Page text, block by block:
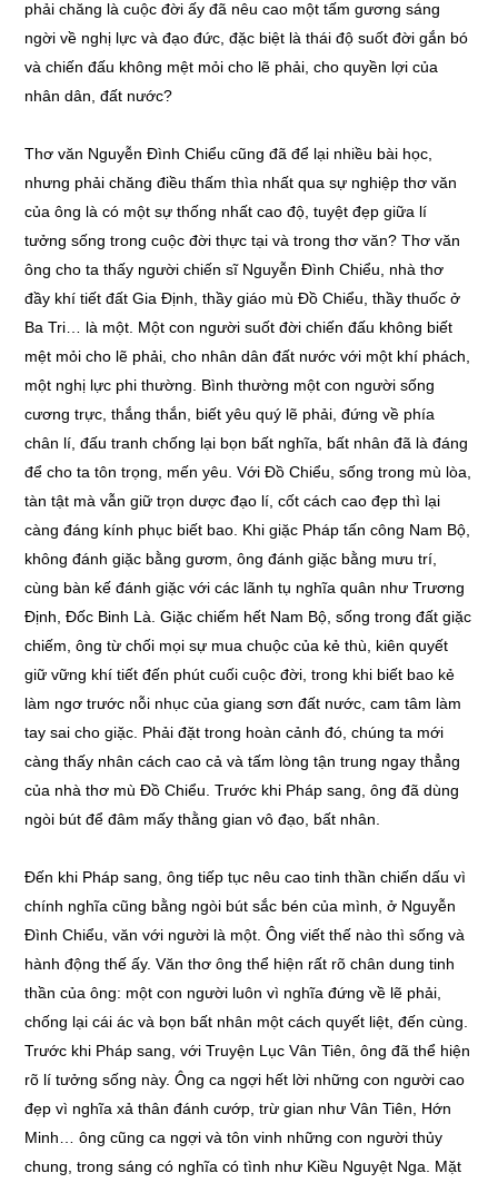
phải chăng là cuộc đời ấy đã nêu cao một tấm gương sáng
ngời về nghị lực và đạo đức, đặc biệt là thái độ suốt đời gắn bó
và chiến đấu không mệt mỏi cho lẽ phải, cho quyền lợi của
nhân dân, đất nước?
Thơ văn Nguyễn Đình Chiểu cũng đã để lại nhiều bài học,
nhưng phải chăng điều thấm thìa nhất qua sự nghiệp thơ văn
của ông là có một sự thống nhất cao độ, tuyệt đẹp giữa lí
tưởng sống trong cuộc đời thực tại và trong thơ văn? Thơ văn
ông cho ta thấy người chiến sĩ Nguyễn Đình Chiểu, nhà thơ
đầy khí tiết đất Gia Định, thầy giáo mù Đồ Chiểu, thầy thuốc ở
Ba Tri… là một. Một con người suốt đời chiến đấu không biết
mệt mỏi cho lẽ phải, cho nhân dân đất nước với một khí phách,
một nghị lực phi thường. Bình thường một con người sống
cương trực, thắng thắn, biết yêu quý lẽ phải, đứng về phía
chân lí, đấu tranh chống lại bọn bất nghĩa, bất nhân đã là đáng
để cho ta tôn trọng, mến yêu. Với Đồ Chiểu, sống trong mù lòa,
tàn tật mà vẫn giữ trọn dược đạo lí, cốt cách cao đẹp thì lại
càng đáng kính phục biết bao. Khi giặc Pháp tấn công Nam Bộ,
không đánh giặc bằng gươm, ông đánh giặc bằng mưu trí,
cùng bàn kế đánh giặc với các lãnh tụ nghĩa quân như Trương
Định, Đốc Binh Là. Giặc chiếm hết Nam Bộ, sống trong đất giặc
chiếm, ông từ chối mọi sự mua chuộc của kẻ thù, kiên quyết
giữ vững khí tiết đến phút cuối cuộc đời, trong khi biết bao kẻ
làm ngơ trước nỗi nhục của giang sơn đất nước, cam tâm làm
tay sai cho giặc. Phải đặt trong hoàn cảnh đó, chúng ta mới
càng thấy nhân cách cao cả và tấm lòng tận trung ngay thẳng
của nhà thơ mù Đồ Chiểu. Trước khi Pháp sang, ông đã dùng
ngòi bút để đâm mấy thằng gian vô đạo, bất nhân.
Đến khi Pháp sang, ông tiếp tục nêu cao tinh thần chiến dấu vì
chính nghĩa cũng bằng ngòi bút sắc bén của mình, ở Nguyễn
Đình Chiểu, văn với người là một. Ông viết thế nào thì sống và
hành động thế ấy. Văn thơ ông thể hiện rất rõ chân dung tinh
thần của ông: một con người luôn vì nghĩa đứng về lẽ phải,
chống lại cái ác và bọn bất nhân một cách quyết liệt, đến cùng.
Trước khi Pháp sang, với Truyện Lục Vân Tiên, ông đã thể hiện
rõ lí tưởng sống này. Ông ca ngợi hết lời những con người cao
đẹp vì nghĩa xả thân đánh cướp, trừ gian như Vân Tiên, Hớn
Minh… ông cũng ca ngợi và tôn vinh những con người thủy
chung, trong sáng có nghĩa có tình như Kiều Nguyệt Nga. Mặt